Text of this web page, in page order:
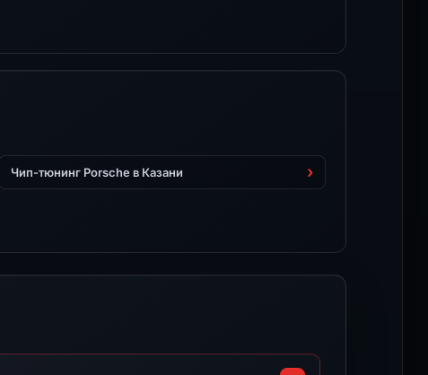
Чип-тюнинг Porsche в Казани